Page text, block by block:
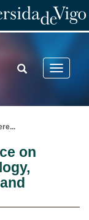
Toggle
TOGGLE
SEARCH
...
on